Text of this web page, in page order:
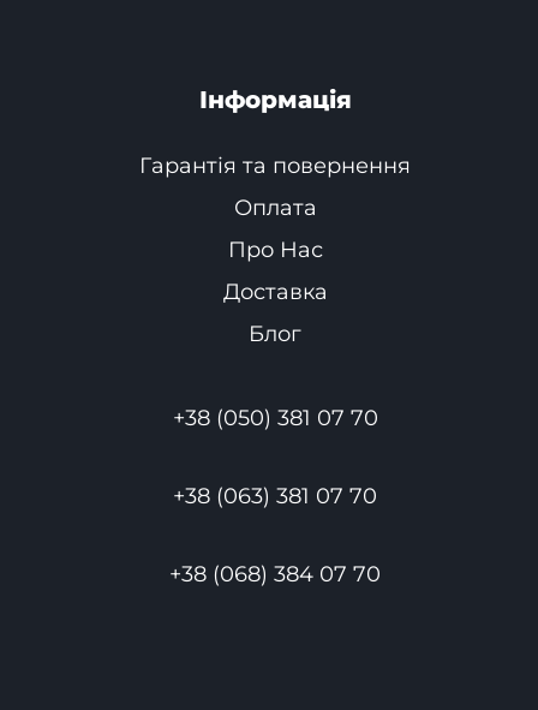
Інформація
Гарантія та повернення
Оплата
Про Нас
Доставка
Блог
+38 (050) 381 07 70
+38 (063) 381 07 70
+38 (068) 384 07 70